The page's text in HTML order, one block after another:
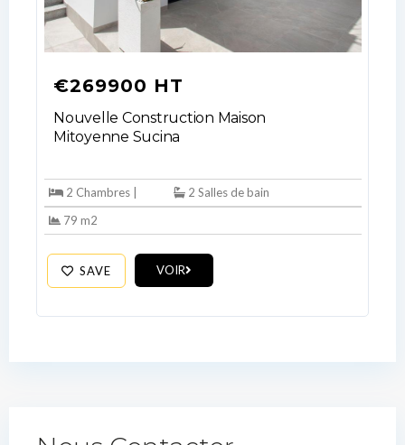
€269900 HT
Nouvelle Construction Maison
Mitoyenne Sucina
2 Chambres |
2 Salles de bain
79 m2
SAVE VOIR